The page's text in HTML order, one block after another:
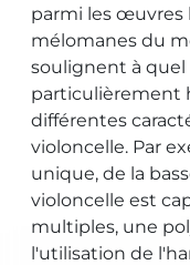
parmi les œuvres
mélomanes du
soulignent à
particulièrement
différentes
violoncelle. Par
unique, de la
violoncelle est
multiples, une
l'utilisation de